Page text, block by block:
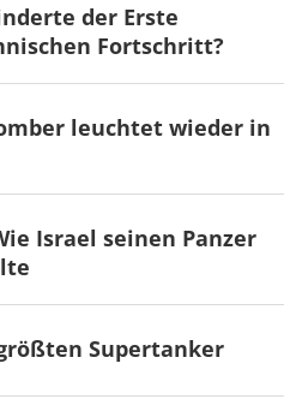
der Erste
Fortschritt?
leuchtet wieder in
Israel seinen Panzer
Supertanker